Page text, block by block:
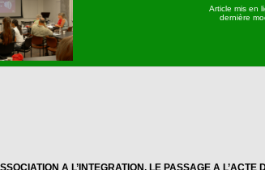
Article mis en
dernière
A L’INTEGRATION, LE PASSAGE A L’ACTE